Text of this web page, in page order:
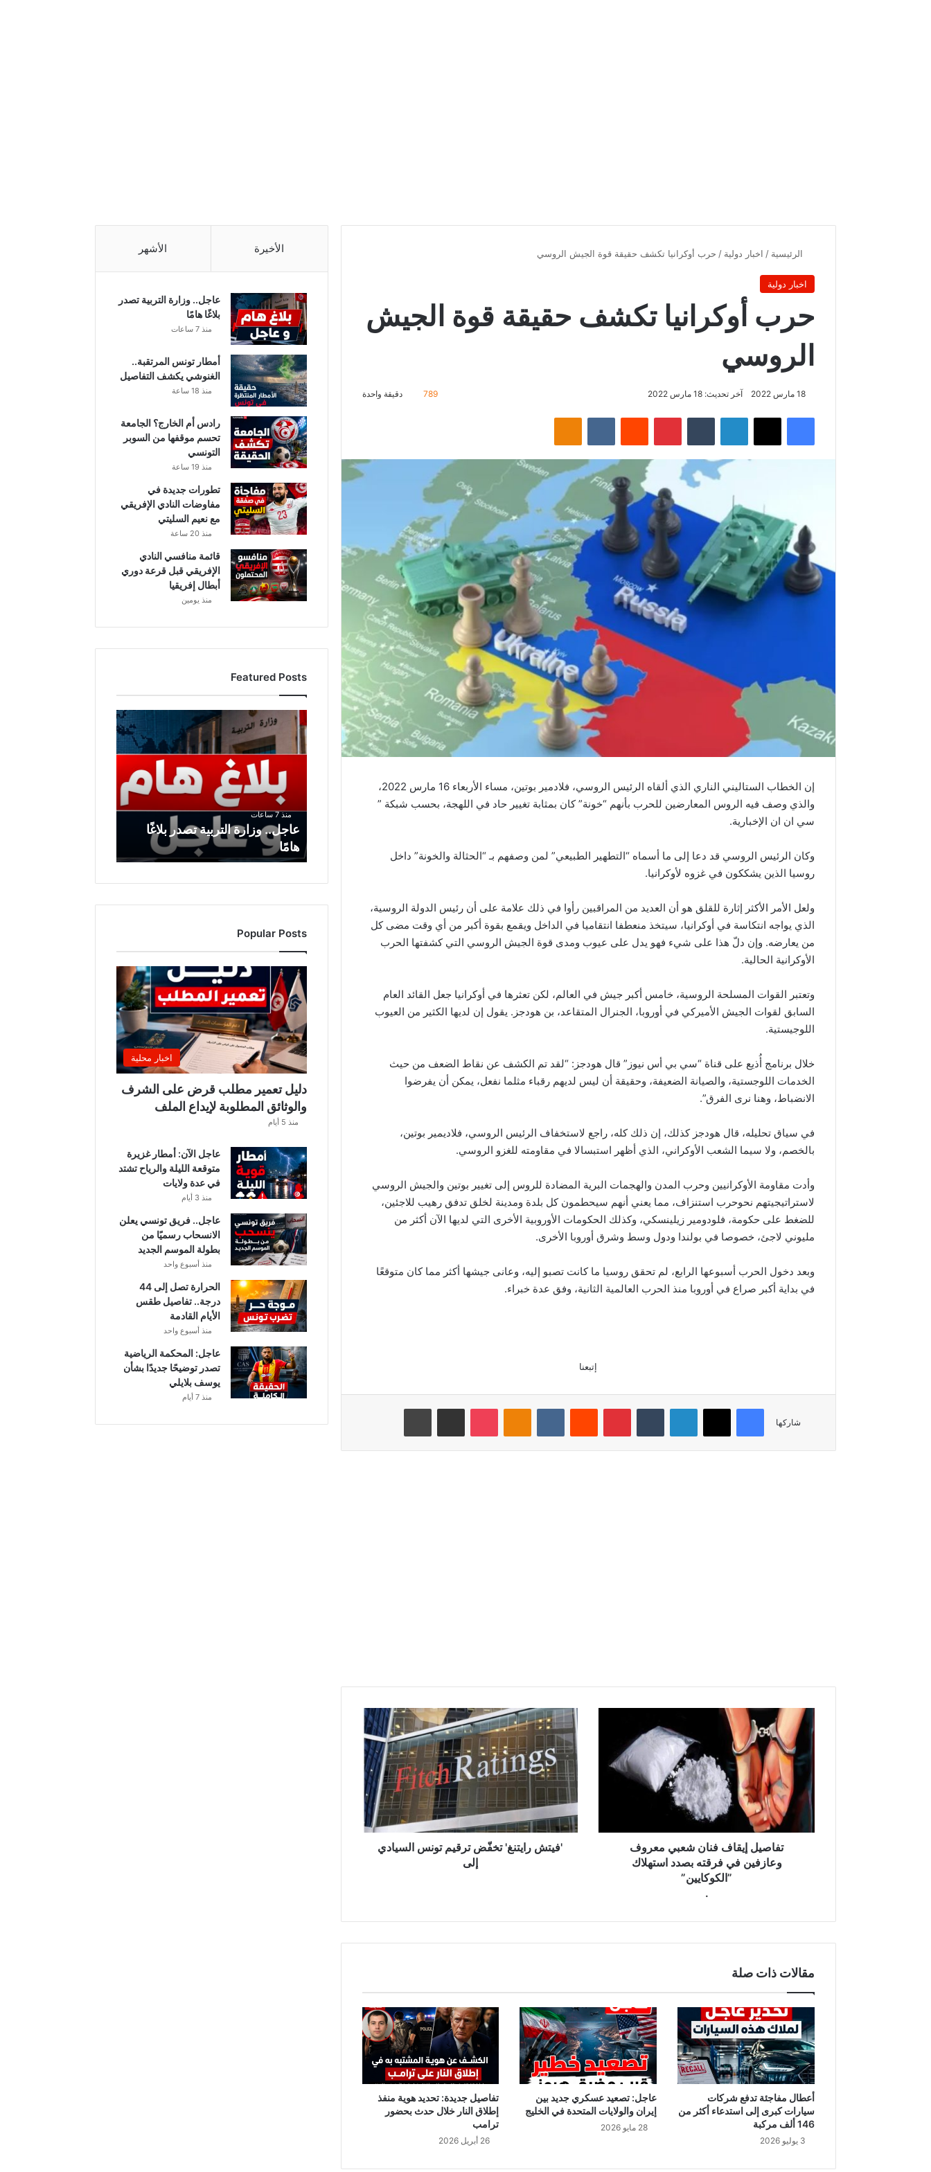
الرئيسية / اخبار دولية / حرب أوكرانيا تكشف حقيقة قوة الجيش الروسي
اخبار دولية
حرب أوكرانيا تكشف حقيقة قوة الجيش
الروسي
18 مارس 2022 آخر تحديث: 18 مارس 2022 789 دقيقة واحدة
فيسبوك ‫X لينكدإن بينتيريست Odnoklassniki
إن الخطاب الستاليني الناري الذي ألقاه الرئيس الروسي، فلادمير بوتين، مساء الأربعاء 16 مارس 2022،
والذي وصف فيه الروس المعارضين للحرب بأنهم “خونة” كان بمثابة تغيير حاد في اللهجة، بحسب شبكة ”
سي ان ان الإخبارية.
وكان الرئيس الروسي قد دعا إلى ما أسماه “التطهير الطبيعي” لمن وصفهم بـ “الحثالة والخونة” داخل
روسيا الذين يشككون في غزوه لأوكرانيا.
ولعل الأمر الأكثر إثارة للقلق هو أن العديد من المراقبين رأوا في ذلك علامة على أن رئيس الدولة الروسية،
الذي يواجه انتكاسة في أوكرانيا، سيتخذ منعطفا انتقاميا في الداخل ويقمع بقوة أكبر من أي وقت مضى كل
من يعارضه. وإن دلّ هذا على شيء فهو يدل على عيوب ومدى قوة الجيش الروسي التي كشفتها الحرب
الأوكرانية الحالية.
وتعتبر القوات المسلحة الروسية، خامس أكبر جيش في العالم، لكن تعثرها في أوكرانيا جعل القائد العام
السابق لقوات الجيش الأميركي في أوروبا، الجنرال المتقاعد، بن هودجز. يقول إن لديها الكثير من العيوب
اللوجيستية.
خلال برنامج أُذيع على قناة “سي بي أس نيوز” قال هودجز: “لقد تم الكشف عن نقاط الضعف من حيث
الخدمات اللوجستية، والصيانة الضعيفة، وحقيقة أن ليس لديهم رقباء مثلما نفعل، يمكن أن يفرضوا
الانضباط، وهنا نرى الفرق”.
في سياق تحليله، قال هودجز كذلك، إن ذلك كله، راجع لاستخفاف الرئيس الروسي، فلاديمير بوتين،
بالخصم، ولا سيما الشعب الأوكراني، الذي أظهر استبسالا في مقاومته للغزو الروسي.
وأدت مقاومة الأوكرانيين وحرب المدن والهجمات البرية المضادة للروس إلى تغيير بوتين والجيش الروسي
لاستراتيجيتهم نحوحرب استنزاف، مما يعني أنهم سيحطمون كل بلدة ومدينة لخلق تدفق رهيب للاجئين،
للضغط على حكومة، فلودومير زيلينسكي، وكذلك الحكومات الأوروبية الأخرى التي لديها الآن أكثر من
مليوني لاجئ، خصوصا في بولندا ودول وسط وشرق أوروبا الأخرى.
وبعد دخول الحرب أسبوعها الرابع، لم تحقق روسيا ما كانت تصبو إليه، وعانى جيشها أكثر مما كان متوقعًا
في بداية أكبر صراع في أوروبا منذ الحرب العالمية الثانية، وفق عدة خبراء.
إتبعنا
شاركها
فيسبوك ‫X لينكدإن بينتيريست Odnoklassniki
‫Pocket مشاركة عبر البريد طباعة
تفاصيل
إيقاف
شعبي
معروف
وعازفين
في
بصدد
”الكوكايين”
تفاصيل إيقاف فنان شعبي معروف
وعازفين في فرقته بصدد استهلاك
”الكوكايين”
.
'فيتش
رايتنغ'
تخفّض
ترقيم
تونس
السيادي
إلى
'فيتش رايتنغ' تخفّض ترقيم تونس السيادي
إلى
مقالات ذات صلة
أعطال مفاجئة تدفع شركات
سيارات كبرى إلى استدعاء أكثر من
146 ألف مركبة
3 يوليو 2026
عاجل: تصعيد عسكري جديد بين
إيران والولايات المتحدة في الخليج
28 مايو 2026
تفاصيل جديدة: تحديد هوية منفذ
إطلاق النار خلال حدث بحضور
ترامب
26 أبريل 2026
الأخيرة الأشهر
عاجل.. وزارة التربية تصدر
بلاغًا هامًا
منذ 7 ساعات
أمطار تونس المرتقبة..
الغنوشي يكشف التفاصيل
منذ 18 ساعة
رادس أم الخارج؟ الجامعة
تحسم موقفها من السوبر
التونسي
منذ 19 ساعة
تطورات جديدة في
مفاوضات النادي الإفريقي
مع نعيم السليتي
منذ 20 ساعة
قائمة منافسي النادي
الإفريقي قبل قرعة دوري
أبطال إفريقيا
منذ يومين
Featured Posts
عاجل..
وزارة
التربية
منذ 7 ساعات
عاجل.. وزارة التربية تصدر بلاغًا
هامًا
Popular Posts
اخبار محلية
دليل تعمير مطلب قرض على الشرف
والوثائق المطلوبة لإيداع الملف
منذ 5 أيام
عاجل الآن: أمطار غزيرة
متوقعة الليلة والرياح تشتد
في عدة ولايات
منذ 3 أيام
عاجل.. فريق تونسي يعلن
الانسحاب رسميًا من
بطولة الموسم الجديد
منذ أسبوع واحد
الحرارة تصل إلى 44
درجة.. تفاصيل طقس
الأيام القادمة
منذ أسبوع واحد
عاجل: المحكمة الرياضية
تصدر توضيحًا جديدًا بشأن
يوسف بلايلي
منذ 7 أيام